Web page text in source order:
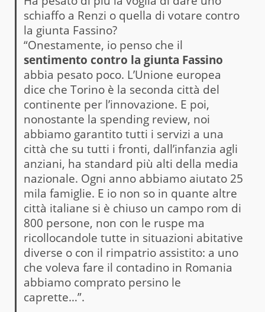
schiaffo a Renzi o quella di votare contro
la giunta Fassino?
“Onestamente, io penso che il
sentimento contro la giunta Fassino
abbia pesato poco. L’Unione europea
dice che Torino è la seconda città del
continente per l’innovazione. E poi,
nonostante la spending review, noi
abbiamo garantito tutti i servizi a una
città che su tutti i fronti, dall’infanzia agli
anziani, ha standard più alti della media
nazionale. Ogni anno abbiamo aiutato 25
mila famiglie. E io non so in quante altre
città italiane si è chiuso un campo rom di
800 persone, non con le ruspe ma
ricollocandole tutte in situazioni abitative
diverse o con il rimpatrio assistito: a uno
che voleva fare il contadino in Romania
abbiamo comprato persino le
caprette…”.